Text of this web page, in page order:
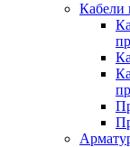
Кабели